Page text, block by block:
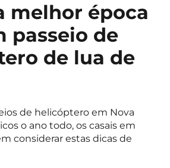
melhor época
passeio de
de lua de
de helicóptero em Nova
o ano todo, os casais em
considerar estas dicas de